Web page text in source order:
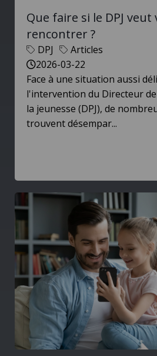
Que faire si le DPJ veut
rencontrer ?
DPJ
Articles
2026-03-22
Face à une situation aussi
l'intervention du Directeur
la jeunesse (DPJ), de
trouvent désempar...